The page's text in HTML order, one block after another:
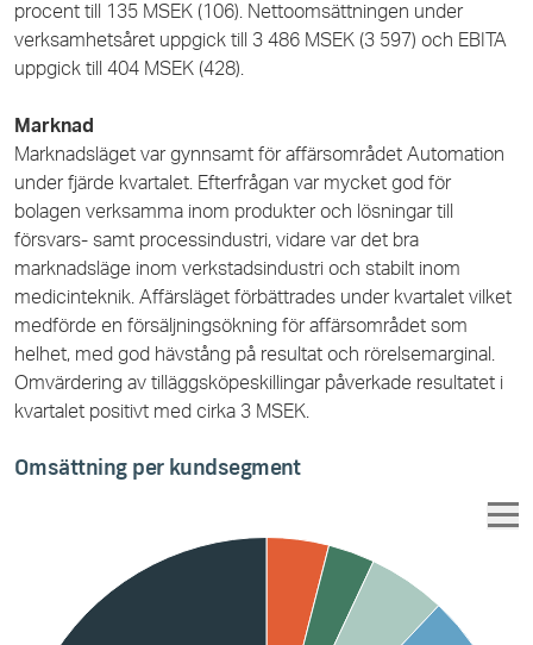
procent till 135 MSEK (106). Nettoomsättningen under
verksamhetsåret uppgick till 3 486 MSEK (3 597) och EBITA
uppgick till 404 MSEK (428).
Marknad
Marknadsläget var gynnsamt för affärsområdet Automation
under fjärde kvartalet. Efterfrågan var mycket god för
bolagen verksamma inom produkter och lösningar till
försvars- samt processindustri, vidare var det bra
marknadsläge inom verkstadsindustri och stabilt inom
medicinteknik. Affärsläget förbättrades under kvartalet vilket
medförde en försäljningsökning för affärsområdet som
helhet, med god hävstång på resultat och rörelsemarginal.
Omvärdering av tilläggsköpeskillingar påverkade resultatet i
kvartalet positivt med cirka 3 MSEK.
Omsättning per kundsegment